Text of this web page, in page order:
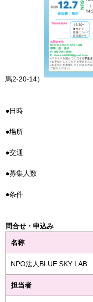
馬2-20-14）
●日時
●場所
●交通
●募集人数
●条件
問合せ・申込み
名称
NPO法人BLUE SKY LAB
担当者